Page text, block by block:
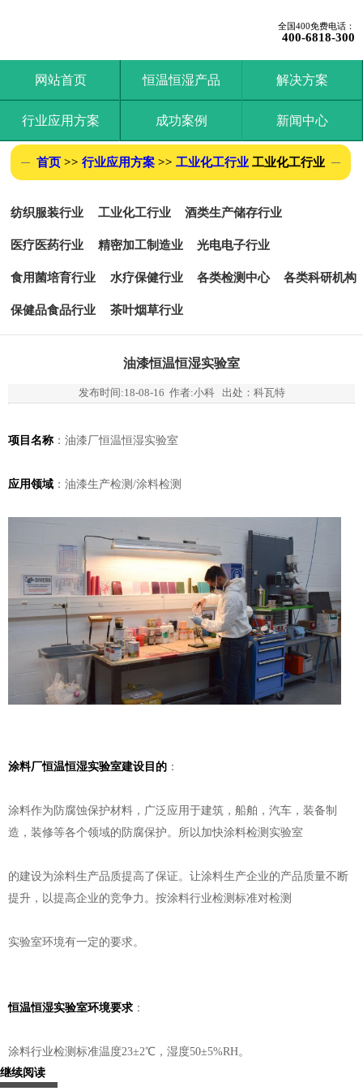
全国400免费电话：
400-6818-300
网站首页 恒温恒湿产品 解决方案
行业应用方案 成功案例 新闻中心
首页>> 行业应用方案>> 工业化工行业 工业化工行业
纺织服装行业 工业化工行业 酒类生产储存行业
医疗医药行业 精密加工制造业 光电电子行业
食用菌培育行业 水疗保健行业 各类检测中心 各类科研机构
保健品食品行业 茶叶烟草行业
油漆恒温恒湿实验室
发布时间:18-08-16 作者:小科 出处：科瓦特
项目名称 ：油漆厂恒温恒湿实验室
应用领域 ：油漆生产检测/涂料检测
涂料厂恒温恒湿实验室建设目的 ：
涂料作为防腐蚀保护材料，广泛应用于建筑，船舶，汽车，装备制
造，装修等各个领域的防腐保护。所以加快涂料检测实验室
的建设为涂料生产品质提高了保证。让涂料生产企业的产品质量不断
提升，以提高企业的竞争力。按涂料行业检测标准对检测
实验室环境有一定的要求。
恒温恒湿实验室环境要求 ：
涂料行业检测标准温度23±2℃，湿度50±5%RH。
继续阅读